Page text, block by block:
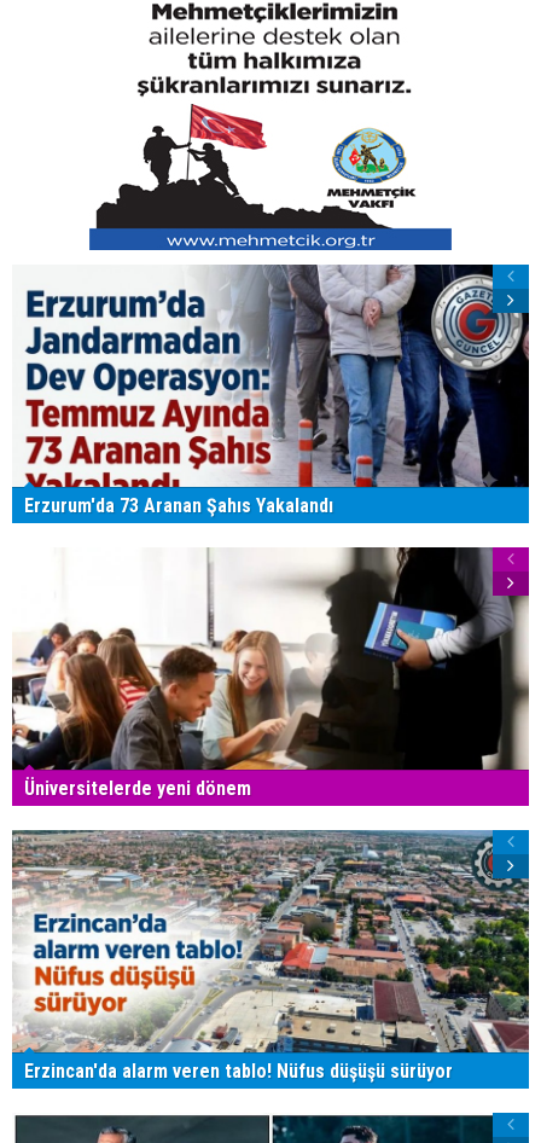
Erzurum'da 73 Aranan Şahıs Yakalandı
Üniversitelerde yeni dönem
Erzincan'da alarm veren tablo! Nüfus düşüşü sürüyor